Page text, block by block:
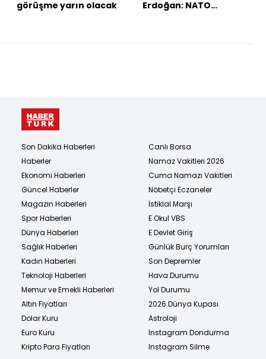
görüşme yarın olacak
Erdoğan: NATO
Son Dakika Haberleri
Haberler
Ekonomi Haberleri
Güncel Haberler
Magazin Haberleri
Spor Haberleri
Dünya Haberleri
Sağlık Haberleri
Kadın Haberleri
Teknoloji Haberleri
Memur ve Emekli Haberleri
Altın Fiyatları
Dolar Kuru
Euro Kuru
Kripto Para Fiyatları
Canlı Borsa
Namaz Vakitleri 2026
Cuma Namazı Vakitleri
Nöbetçi Eczaneler
İstiklal Marşı
E Okul VBS
E Devlet Giriş
Günlük Burç Yorumları
Son Depremler
Hava Durumu
Yol Durumu
2026 Dünya Kupası
Astroloji
Instagram Dondurma
Instagram Silme